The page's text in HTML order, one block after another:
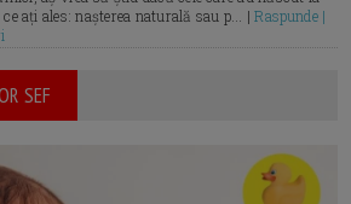
ce ați ales: nașterea naturală sau p... |Raspunde |
SEF